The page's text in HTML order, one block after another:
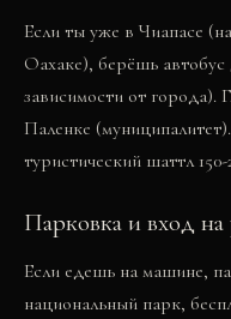
Если ты уже в Чиапасе
Оахаке), берёшь
зависимости от города).
Паленке
туристический шаттл
Парковка и вход
Если едешь на машине,
национальный парк,